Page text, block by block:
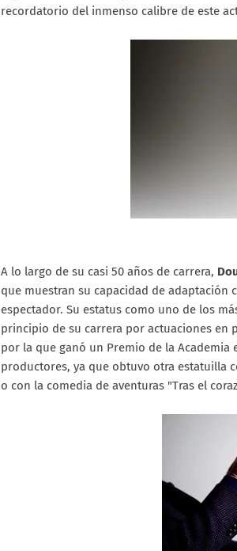
recordatorio del inmenso calibre de este
A lo largo de su casi 50 años de carrera,
que muestran su capacidad de
espectador. Su estatus como uno de los
principio de su carrera por actuaciones en
por la que ganó un Premio de la
productores, ya que obtuvo otra estatuilla
o con la comedia de aventuras "Tras el